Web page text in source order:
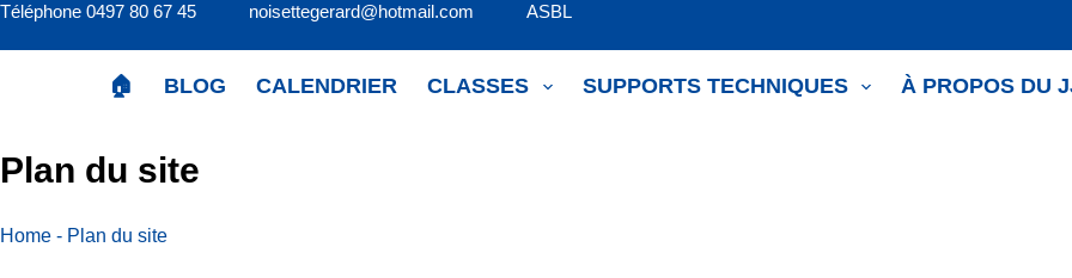
Passer
Téléphone 0497 80 67 45 noisettegerard@hotmail.com ASBL
🏠 BLOG CALENDRIER CLASSES SUPPORTS TECHNIQUES À PROPOS DU
Plan du site
Home - Plan du site